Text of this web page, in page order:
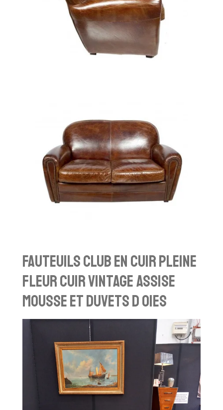
Fauteuils club En cuir pleine
fleur Cuir vintage assise
mousse et duvets d oies